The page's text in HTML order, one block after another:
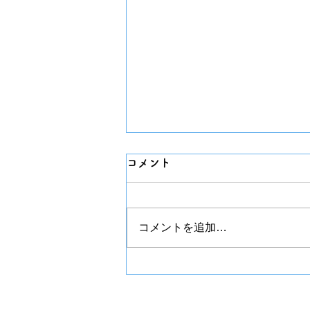
チプカシ
コメント
コメントを追加…